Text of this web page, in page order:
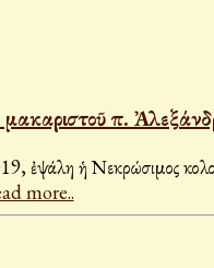
μακαριστοῦ π.
ἡ Νεκρώσιμος
more..